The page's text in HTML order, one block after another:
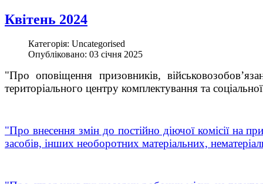
Квітень 2024
Категорія: Uncategorised
Опубліковано: 03 січня 2025
"Про оповіщення призовників,
територіального центру комплектування та
"Про внесення змін до постійно діючої комісії на
засобів, інших необоротних матеріальних,